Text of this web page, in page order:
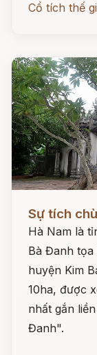
Cổ tích thế
Sự tích
Hà Nam là
Bà Đanh
huyện Kim
10ha, được
nhất gắn
Đanh".